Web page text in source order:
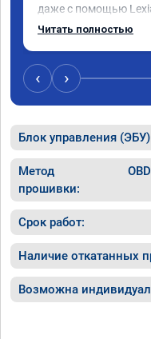
даже с помощью
навстречу,
Читать полностью
‹ ›
Блок управления
Метод
прошивки:
Срок работ:
Наличие откатанных
Возможна